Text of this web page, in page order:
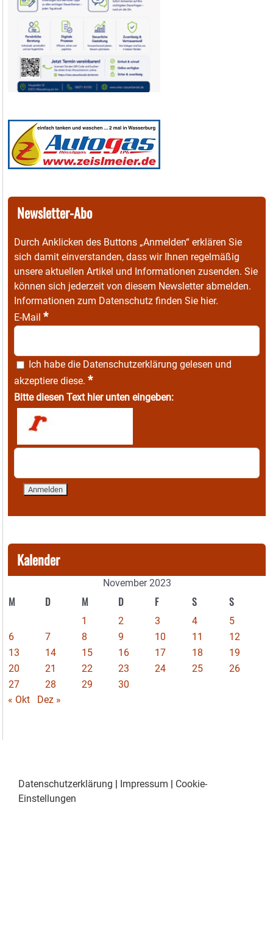
Newsletter-Abo
Durch Anklicken des Buttons „Anmelden“ erklären Sie
sich damit einverstanden, dass wir Ihnen regelmäßig
unsere aktuellen Artikel und Informationen zusenden. Sie
können sich jederzeit von diesem Newsletter abmelden.
Informationen zum Datenschutz finden Sie hier.
E-Mail *
Ich habe die Datenschutzerklärung gelesen und
akzeptiere diese. *
Bitte diesen Text hier unten eingeben:
Kalender
November 2023
M D M D F S S
1 2 3 4
5
6
7 8 9 10 11
12
13
14 15 16 17 18
19
20
21 22 23 24 25
26
27
28 29
30
« Okt
Dez »
Datenschutzerklärung | Impressum | Cookie-
Einstellungen